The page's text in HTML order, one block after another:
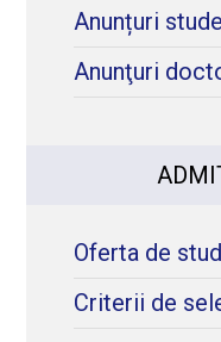
Anunțuri
Anunţuri
Oferta de
Criterii de